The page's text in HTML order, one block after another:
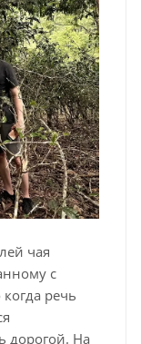
чая
с
речь
дорогой. На